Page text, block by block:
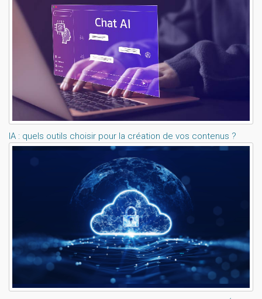
IA : quels outils choisir pour la création de vos contenus ?